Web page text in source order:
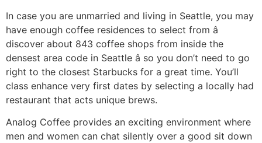
In case you are unmarried and living in Seattle, you may
have enough coffee residences to select from â
discover about 843 coffee shops from inside the
densest area code in Seattle â so you don’t need to go
right to the closest Starbucks for a great time. You’ll
class enhance very first dates by selecting a locally had
restaurant that acts unique brews.
Analog Coffee provides an exciting environment where
men and women can chat silently over a good sit down